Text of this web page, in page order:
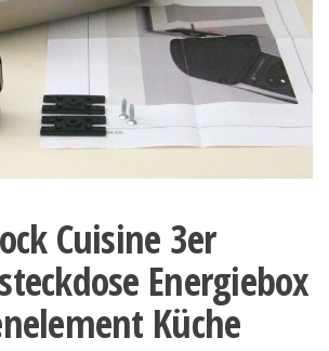
Cuisine 3er
Energiebox
Küche